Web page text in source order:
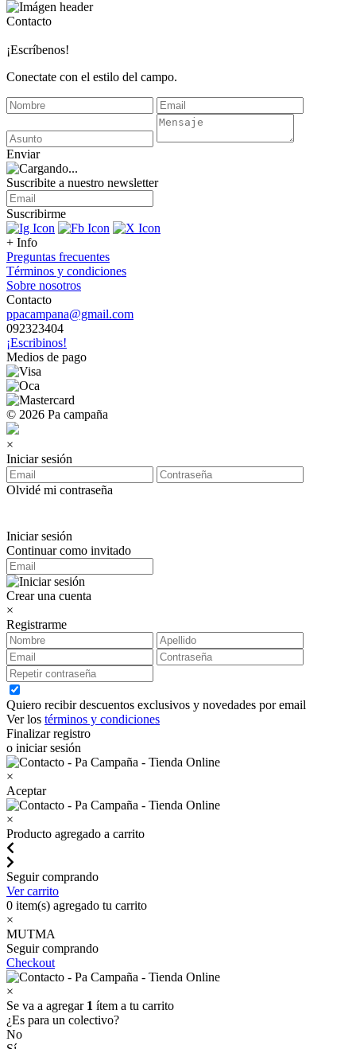
Contacto
¡Escríbenos!
Conectate con el estilo del campo.
Enviar
Suscribite a nuestro newsletter
Suscribirme
+ Info
Preguntas frecuentes
Términos y condiciones
Sobre nosotros
Contacto
ppacampana@gmail.com
092323404
¡Escribinos!
Medios de pago
© 2026 Pa campaña
×
Iniciar sesión
Olvidé mi contraseña
Iniciar sesión
Continuar como invitado
Crear una cuenta
×
Registrarme
Quiero recibir descuentos exclusivos y novedades por email
Ver los términos y condiciones
Finalizar registro
o iniciar sesión
×
Aceptar
×
Producto agregado a carrito
Seguir comprando
Ver carrito
0 item(s) agregado tu carrito
×
MUTMA
Seguir comprando
Checkout
×
Se va a agregar 1 ítem a tu carrito
¿Es para un colectivo?
No